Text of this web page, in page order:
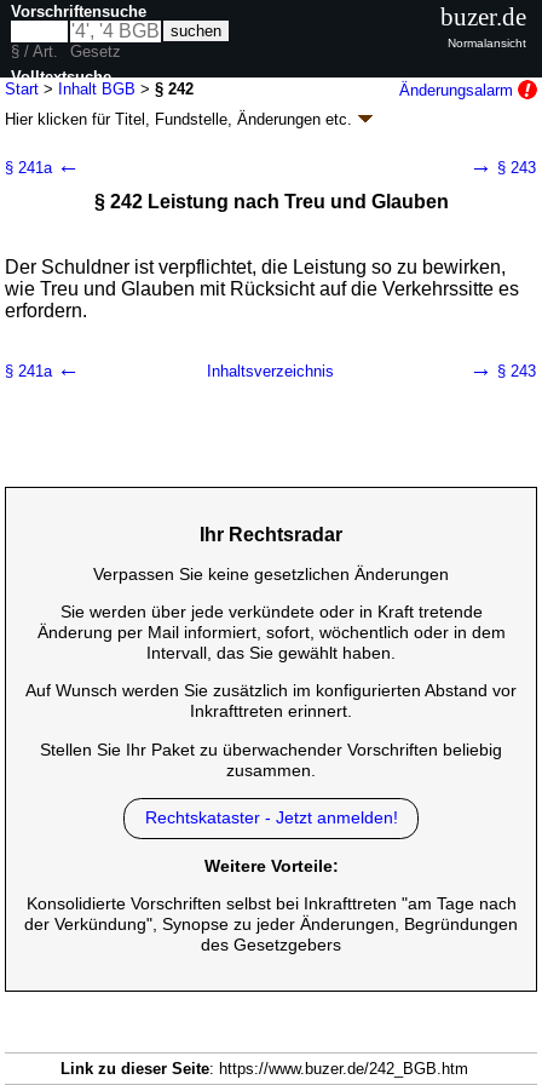
Start > Inhalt BGB >§ 242
Änderungsalarm
Hier klicken fürTitel, Fundstelle, Änderungen etc.
geändert durchArtikel 6G. v. 23.07.2026BGBl. 2026 I Nr. 226
180 weitere Fassungen | wird in 2387 Vorschriften zitiert
Buch 2 Recht der Schuldverhältnisse
Abschnitt 1 Inhalt der Schuldverhältnisse
§ 241a ← → § 243
§ 242 Leistung nach Treu und Glauben
Der Schuldner ist verpflichtet, die Leistung so zu bewirken,
wie Treu und Glauben mit Rücksicht auf die Verkehrssitte es
erfordern.
§ 241a ← Inhaltsverzeichnis → § 243
Vorschriftensuche
§ / Art.
Gesetz
Volltextsuche
nur in BGB
buzer.de
Normalansicht
Ihr Rechtsradar
Verpassen Sie keine gesetzlichen Änderungen
Sie werden über jede verkündete oder in Kraft tretende
Änderung per Mail informiert, sofort, wöchentlich oder in dem
Intervall, das Sie gewählt haben.
Auf Wunsch werden Sie zusätzlich im konfigurierten Abstand vor
Inkrafttreten erinnert.
Stellen Sie Ihr Paket zu überwachender Vorschriften beliebig
zusammen.
Rechtskataster - Jetzt anmelden!
Weitere Vorteile:
Konsolidierte Vorschriften selbst bei Inkrafttreten "am Tage nach
der Verkündung", Synopse zu jeder Änderungen, Begründungen
des Gesetzgebers
Link zu dieser Seite: https://www.buzer.de/242_BGB.htm